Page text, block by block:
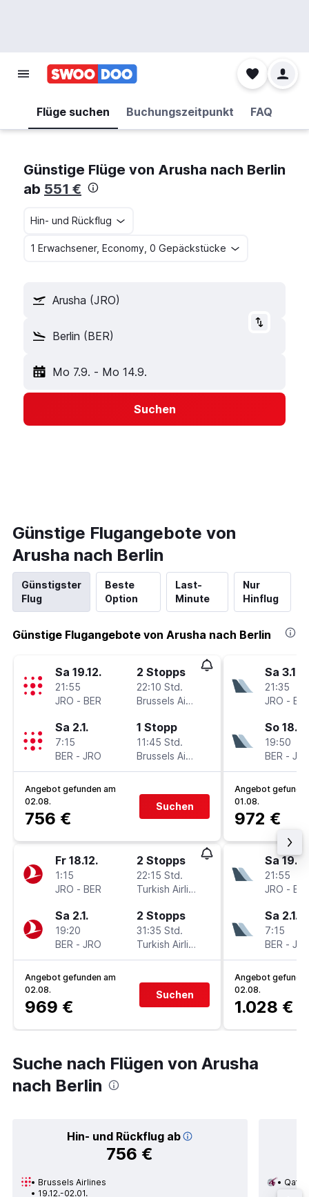
Flüge suchen Buchungszeitpunkt FAQ
Günstige Flüge von Arusha nach Berlin
ab 551 €
Hin- und Rückflug
1 Erwachsener, Economy, 0 Gepäckstücke
Arusha (JRO)
Berlin (BER)
Mo 7.9. - Mo 14.9.
Suchen
Günstige Flugangebote von
Arusha nach Berlin
Günstigster
Flug
Beste
Option
Last-
Minute
Nur
Hinflug
Günstige Flugangebote von Arusha nach Berlin
Sa 19.12.
21:55
JRO - BER
2 Stopps
22:10 Std.
Brussels Airlines
Sa 2.1.
7:15
BER - JRO
1 Stopp
11:45 Std.
Brussels Airlines
Angebot gefunden am
02.08.
756 €
Suchen
Fr 18.12.
1:15
JRO - BER
2 Stopps
22:15 Std.
Turkish Airlines
Sa 2.1.
19:20
BER - JRO
2 Stopps
31:35 Std.
Turkish Airlines
Angebot gefunden am
02.08.
969 €
Suchen
Sa 3.10.
21:35
JRO -
So
19:50
BER -
Angebot
01.08.
972 €
Sa
21:55
JRO -
Sa 2.1.
7:15
BER -
Angebot
02.08.
1.028 €
Suche nach Flügen von Arusha
nach Berlin
Hin- und Rückflug ab
756 €
Brussels Airlines
19.12.-02.01.